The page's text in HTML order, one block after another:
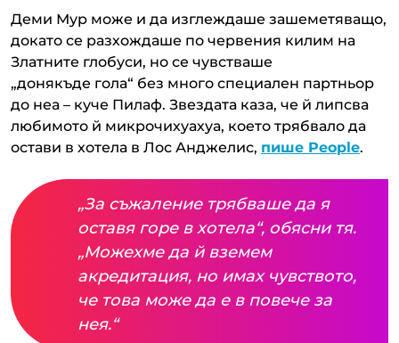
Деми Мур може и да изглеждаше зашеметяващо,
докато се разхождаше по червения килим на
Златните глобуси, но се чувстваше
„донякъде гола“ без много специален партньор
до неа – куче Пилаф. Звездата каза, че й липсва
любимото й микрочихуахуа, което трябвало да
остави в хотела в Лос Анджелис, пише People.
„За съжаление трябваше да я
оставя горе в хотела“, обясни тя.
„Можехме да й вземем
акредитация, но имах чувството,
че това може да е в повече за
нея.“